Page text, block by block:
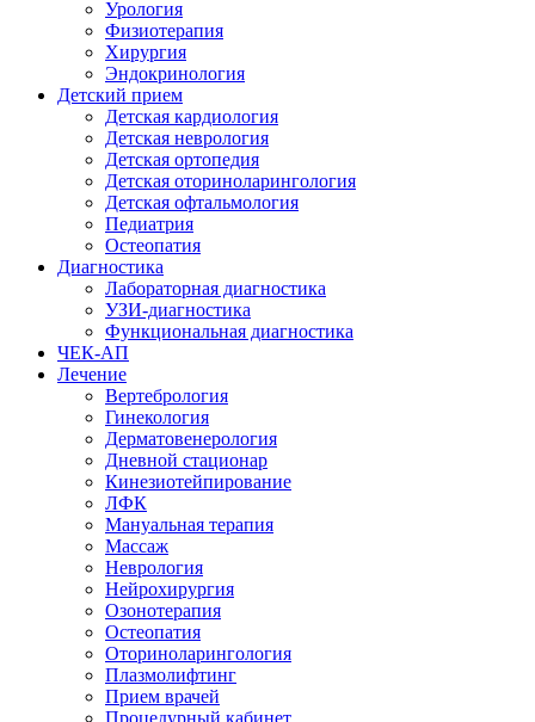
Урология
Физиотерапия
Хирургия
Эндокринология
Детский прием
Детская кардиология
Детская неврология
Детская ортопедия
Детская оториноларингология
Детская офтальмология
Педиатрия
Остеопатия
Диагностика
Лабораторная диагностика
УЗИ-диагностика
Функциональная диагностика
ЧЕК-АП
Лечение
Вертебрология
Гинекология
Дерматовенерология
Дневной стационар
Кинезиотейпирование
ЛФК
Мануальная терапия
Массаж
Неврология
Нейрохирургия
Озонотерапия
Остеопатия
Оториноларингология
Плазмолифтинг
Прием врачей
Процедурный кабинет